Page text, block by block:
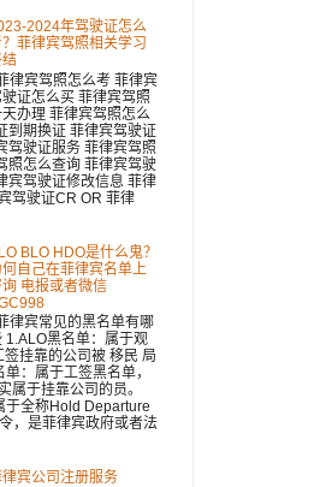
2024年驾驶证怎么
菲律宾驾照相关学习
律宾驾照怎么考 菲律宾
证怎么买 菲律宾驾照
办理 菲律宾驾照怎么
到期换证 菲律宾驾驶证
驾驶证服务 菲律宾驾照
照怎么查询 菲律宾驾驶
宾驾驶证修改信息 菲律
驾驶证CR OR 菲律
BLO HDO是什么鬼？
何自己在菲律宾名单上
电报或者微信
律宾常见的黑名单有哪
1.ALO黑名单：属于观
挂靠的公司被 移民 局
：属于工签黑名单，
属于挂靠公司的员。
于全称Hold Departure
，是菲律宾政府或者法
宾公司注册服务